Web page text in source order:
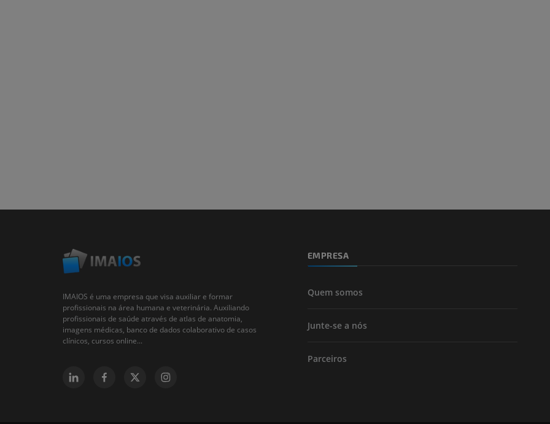
IMAIOS é uma empresa que visa auxiliar e formar
profissionais na área humana e veterinária. Auxiliando
profissionais de saúde através de atlas de anatomia,
imagens médicas, banco de dados colaborativo de casos
clínicos, cursos online...
EMPRESA
Quem somos
Junte-se a nós
Parceiros